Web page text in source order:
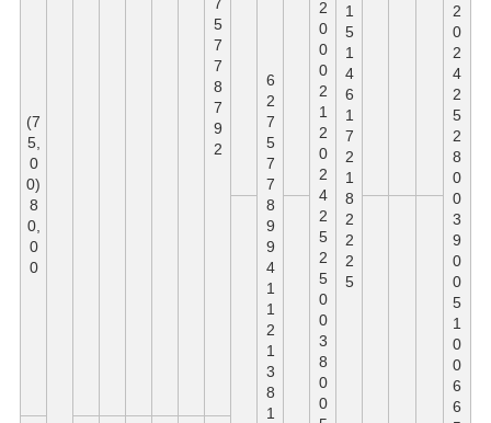
1
5
1
4
6
1
7
2
1
8
2
2
2
5
2
0
2
4
2
5
2
8
0
0
3
9
0
0
5
1
0
0
6
6
5
7
7
8
7
9
2
6
2
7
5
7
7
8
9
9
4
1
1
2
1
3
8
1
2
0
0
0
2
1
2
0
2
4
2
5
2
5
0
0
3
8
0
0
(7
5,
0
0)
8
0,
0
0